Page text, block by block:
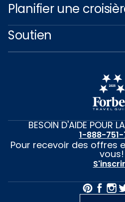
Planifier une
Soutien
BESOIN D'AIDE POUR
1-888-
Pour recevoir des offres
vous!